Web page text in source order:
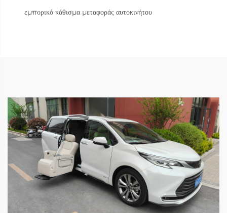
εμπορικό κάθισμα μεταφοράς αυτοκινήτου